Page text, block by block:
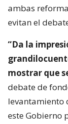
ambas
evitan el
“Da la
mostrar que
debate de
levantamiento
este Gobierno